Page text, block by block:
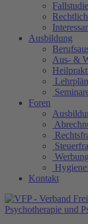
Ausbildung
Aus- &
Foren
Kontakt